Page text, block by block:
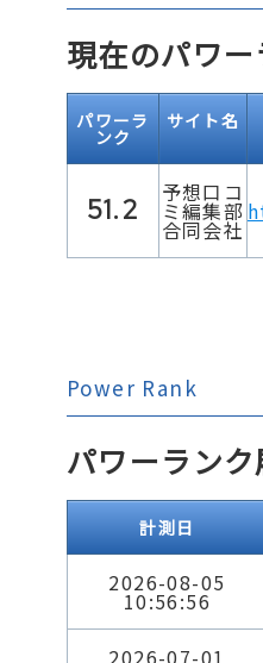
現在のパワー
パワーラ
ンク
サイト名
51.2
予想口コ
ミ編集部
合同会社
Power Rank
パワーラン
計測日
2026-08-05
10:56:56
2026-07-01